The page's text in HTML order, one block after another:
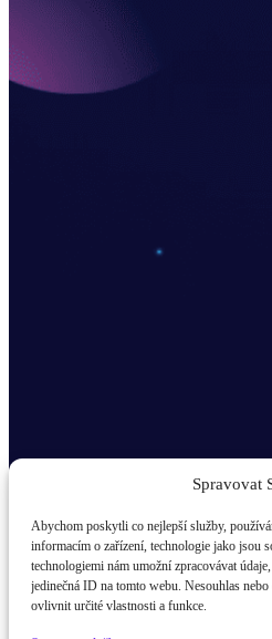
Spravovat
Abychom poskytli co nejlepší služby,
informacím o zařízení, technologie jako jsou
technologiemi nám umožní zpracovávat
jedinečná ID na tomto webu. Nesouhlas
ovlivnit určité vlastnosti a funkce.
Odběr novinek popup